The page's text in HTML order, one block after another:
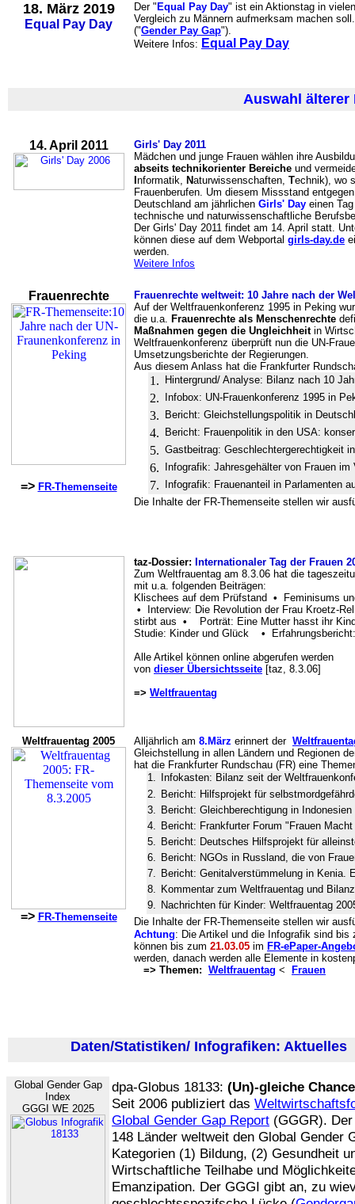
18. März 2019
Equal Pay Day
Der " Equal Pay Day" ist ein Aktionstag in
Vergleich zu Männern aufmerksam machen
("Gender Pay Gap").
Weitere Infos: Equal Pay Day
Auswahl älterer
14. April 2011
Girls' Day 2011
Mädchen und junge Frauen wählen ihre
abseits technikorienter Bereiche und
nformatik, Naturwissenschaften, Technik), wo
Frauenberufen. Um diesem Missstand
Deutschland am jährlichen Girls' Day einen
technische und naturwissenschaftliche
Der Girls' Day 2011 findet am 14. April statt.
können diese auf dem Webportal girls-day.de
werden.
Weitere Infos
Frauenrechte
=> FR-Themenseite
Frauenrechte weltweit: 10 Jahre nach der
Auf der Weltfrauenkonferenz 1995 in Peking
die u.a. Frauenrechte als Menschenrechte
Maßnahmen gegen die Ungleichheitin
Weltfrauenkonferenz überprüft nun die UN-
Umsetzungsberichte der Regierungen.
Aus diesem Anlass hat die Frankfurter
1. Hintergrund/ Analyse: Bilanz nach 10
2. Infobox: UN-Frauenkonferenz 1995 in
3. Bericht: Gleichstellungspolitik in
4. Bericht: Frauenpolitik in den USA:
5. Gastbeitrag: Geschlechtergerechtigkeit
6. Infografik: Jahresgehälter von Frauen im
7.
Infografik: Frauenanteil in Parlamenten
Die Inhalte der FR-Themenseite stellen wir
taz-Dossier: Internationaler Tag der Frauen
Zum Weltfrauentag am 8.3.06 hat die
mit u.a. folgenden Beiträgen:
Klischees auf dem Prüfstand •
Feminisums
•
Interview: Die Revolution der Frau Kroetz-
stirbt aus •
Porträt: Eine Mutter hasst ihr
Studie: Kinder und Glück
•
Alle Artikel können online abgerufen werden
von dieser Übersichtsseite [taz, 8.3.06]
=> Weltfrauentag
Weltfrauentag 2005
=> FR-Themenseite
Alljährlich am 8.März erinnert der
Gleichstellung in allen Ländern und Regionen
hat die Frankfurter Rundschau (FR) eine
1.
Infokasten: Bilanz seit der
2. Bericht: Hilfsprojekt für
3. Bericht: Gleichberechtigung in Indonesien
4. Bericht: Frankfurter Forum "Frauen
5. Bericht: Deutsches Hilfsprojekt für
6. Bericht: NGOs in Russland, die von
7. Bericht: Genitalverstümmelung in Kenia.
8. Kommentar zum Weltfrauentag und
9. Nachrichten für Kinder: Weltfrauentag
Die Inhalte der FR-Themenseite stellen wir
Achtung: Die Artikel und die Infografik sind bis
können bis zum 21.03.05 im FR-ePaper-
werden, danach werden alle Elemente in
=> Themen: Weltfrauentag < Frauen
Daten/Statistiken/ Infografiken: Aktuelles
Global Gender Gap
Index
GGGI WE 2025
dpa-Globus 18133: (Un)-gleiche
Seit 2006 publiziert das
Global Gender Gap Report (GGGR).
148 Länder weltweit den Global Gender
Kategorien (1) Bildung, (2) Gesundheit
Wirtschaftliche Teilhabe und
Emanzipation. Der GGGI gibt an, zu